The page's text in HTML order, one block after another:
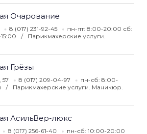
Очарование
8 (017) 231-92-45
пн-пт: 8:00-20:00 сб:
Парикмахерские услуги.
Грёзы
8 (017) 209-04-97
пн-сб: 8:00-
Парикмахерские услуги. Маникюр.
АсильВер-люкс
8 (017) 256-61-40 пн-сб: 10:00-20:00